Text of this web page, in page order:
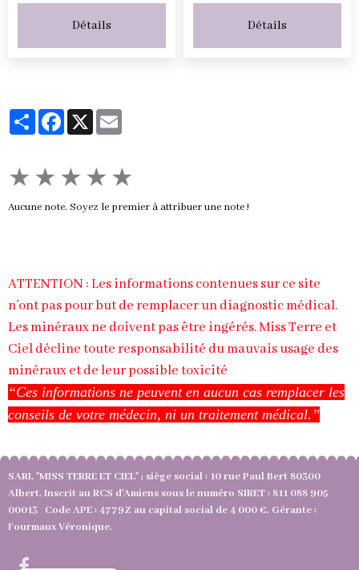
Détails Détails
PartagerFacebook
X
★ ★ ★ ★ ★
Aucune note. Soyez le premier à attribuer une note !
ATTENTION : Les informations contenues sur ce site
n’ont pas pour but de remplacer un diagnostic médical.
Les minéraux ne doivent pas être ingérés. Miss Terre et
Ciel décline toute responsabilité du mauvais usage des
minéraux et de leur possible toxicité
“Ces informations ne peuvent en aucun cas remplacer les
conseils de votre médecin, ni un traitement médical.”
SARL "MISS TERRE ET CIEL" ; siège social : 10 rue Paul Bert 80300
Albert. Inscrit au RCS d'Amiens sous le numéro SIRET : 811 088 905
00013 Code APE : 4779Z au capital social de 4 000 €. Gérante :
Fourmaux Véronique.